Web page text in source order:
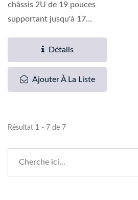
châssis 2U de 19 pouces
supportant jusqu'à 17
convertisseurs...
Détails
Ajouter À La Liste
Résultat 1 - 7 de 7